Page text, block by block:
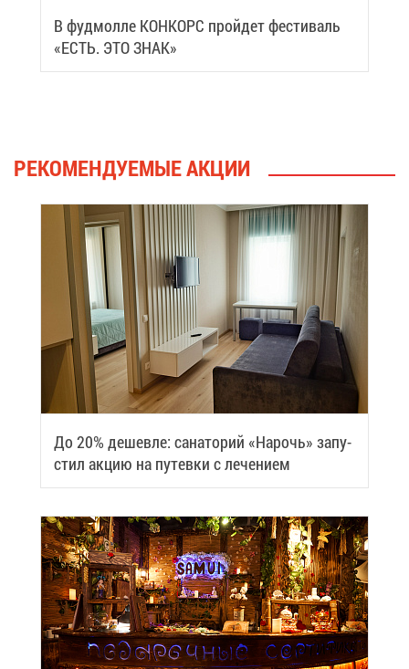
В фуд­мол­ле КОН­КОРС прой­дет фе­сти­валь
«ЕСТЬ. ЭТО ЗНАК»
РЕ­КО­МЕН­ДУ­Е­МЫЕ АК­ЦИИ
До 20% де­шев­ле: са­на­то­рий «На­рочь» за­пу­
стил ак­цию на пу­тев­ки с ле­че­ни­ем